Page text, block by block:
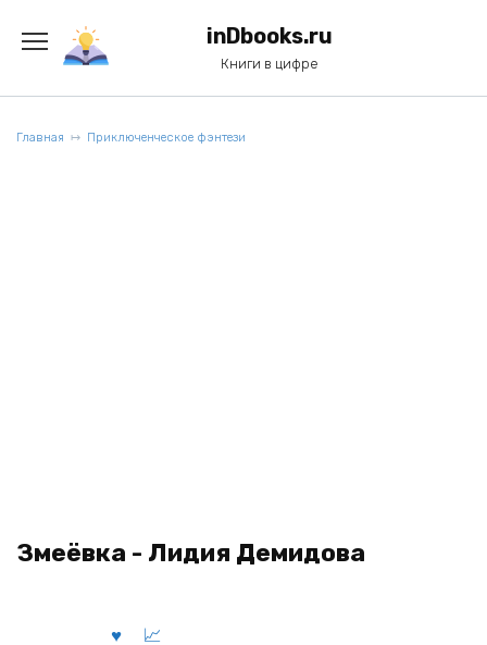
содержанию
inDbooks.ru
Книги в цифре
Главная Приключенческое фэнтези
Змеёвка - Лидия Демидова